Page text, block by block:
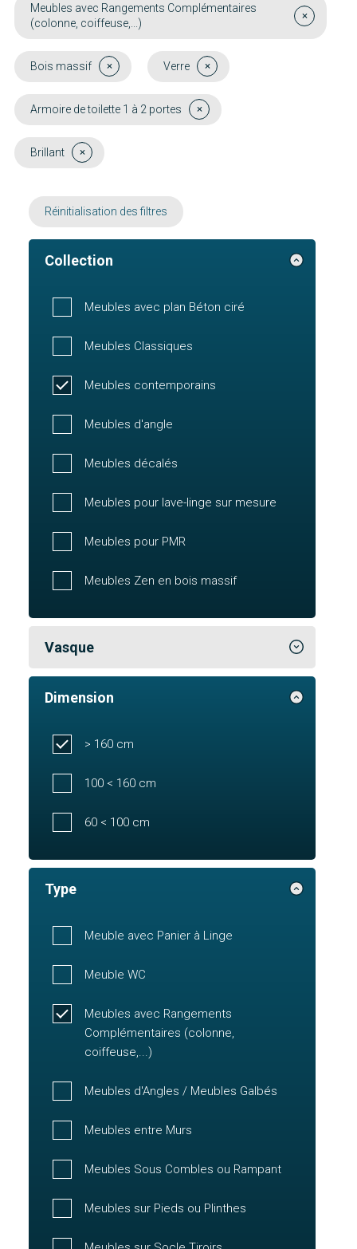
Meubles avec Rangements Complémentaires
(colonne, coiffeuse,...)
Bois massif Verre
Armoire de toilette 1 à 2 portes
Brillant
Réinitialisation des filtres
Collection
Meubles avec plan Béton ciré
Meubles Classiques
Meubles contemporains
Meubles d'angle
Meubles décalés
Meubles pour lave-linge sur mesure
Meubles pour PMR
Meubles Zen en bois massif
Vasque
Dimension
> 160 cm
100 < 160 cm
60 < 100 cm
Type
Meuble avec Panier à Linge
Meuble WC
Meubles avec Rangements
Complémentaires (colonne,
coiffeuse,...)
Meubles d'Angles / Meubles Galbés
Meubles entre Murs
Meubles Sous Combles ou Rampant
Meubles sur Pieds ou Plinthes